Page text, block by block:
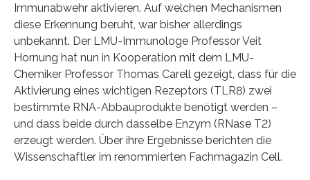
Immunabwehr aktivieren. Auf welchen Mechanismen
diese Erkennung beruht, war bisher allerdings
unbekannt. Der LMU-Immunologe Professor Veit
Hornung hat nun in Kooperation mit dem LMU-
Chemiker Professor Thomas Carell gezeigt, dass für die
Aktivierung eines wichtigen Rezeptors (TLR8) zwei
bestimmte RNA-Abbauprodukte benötigt werden –
und dass beide durch dasselbe Enzym (RNase T2)
erzeugt werden. Über ihre Ergebnisse berichten die
Wissenschaftler im renommierten Fachmagazin Cell.